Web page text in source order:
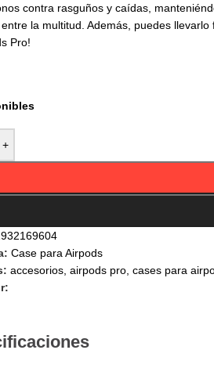
contra rasguños y caídas,
la multitud. Además, puedes
Pro!
+
Case para Airpods
accesorios airpods pro cases para